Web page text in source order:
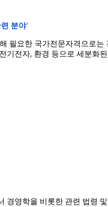
분야'
필요한 국가전문자격으로
기전자, 환경 등으로 세분화
경영학을 비롯한 관련 법령